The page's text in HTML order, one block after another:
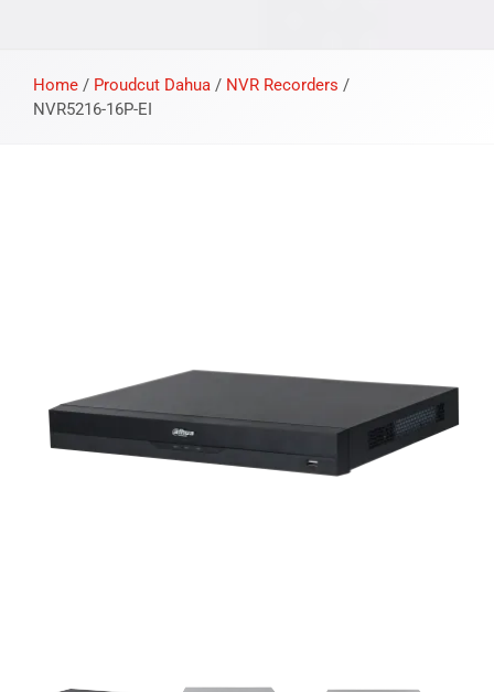
Home / Proudcut Dahua / NVR Recorders /
NVR5216-16P-EI